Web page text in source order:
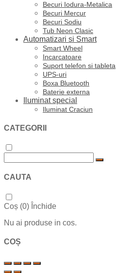
Becuri Iodura-Metalica
Becuri Mercur
Becuri Sodiu
Tub Neon Clasic
Automatizari si Smart
Smart Wheel
Incarcatoare
Suport telefon si tableta
UPS-uri
Boxa Bluetooth
Baterie externa
Iluminat special
Iluminat Craciun
CATEGORII
CAUTA
Coș (0) Închide
Nu ai produse in cos.
COȘ